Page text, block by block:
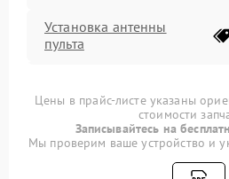
Установка антенны
пульта
Замена рамы
Цены в прайс-листе указаны
стоимости
Записывайтесь на
Мы проверим ваше устройство и